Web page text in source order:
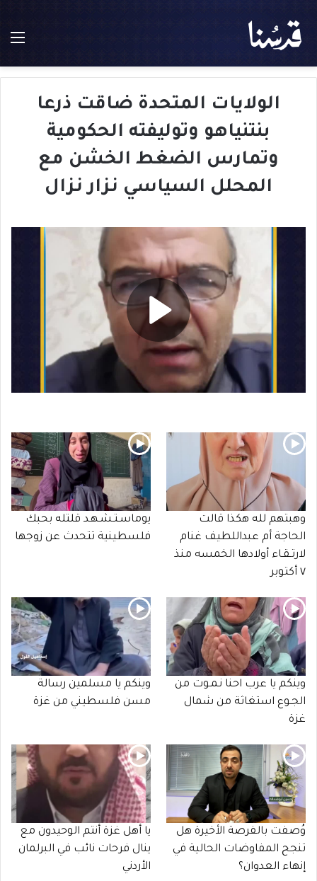
الولايات المتحدة ضاقت ذرعا
بنتنياهو وتوليفته الحكومية
وتمارس الضغط الخشن مع
المحلل السياسي نزار نزال
وهبتهم لله هكذا قالت
الحاجة أم عبداللطيف غنام
لارتـقـاء أولادها الخمسه منذ
٧ أكتوبر
يوماسـتـشـهـد قلتله بحبك
فلسطينية تتحدث عن زوجها
وينكم يا عرب احنا نـمـوت من
الجـوع استغاثة من شمال
غزة
وينكم يا مسلمين رسالة
مسن فلسطيني من غزة
وُصفت بالفرصة الأخيرة هل
تنجح المفاوضات الحالية في
إنهاء العدوان؟
يا أهل غزة أنتم الوحيدون مع
ينال فرحات نائب في البرلمان
الأردني